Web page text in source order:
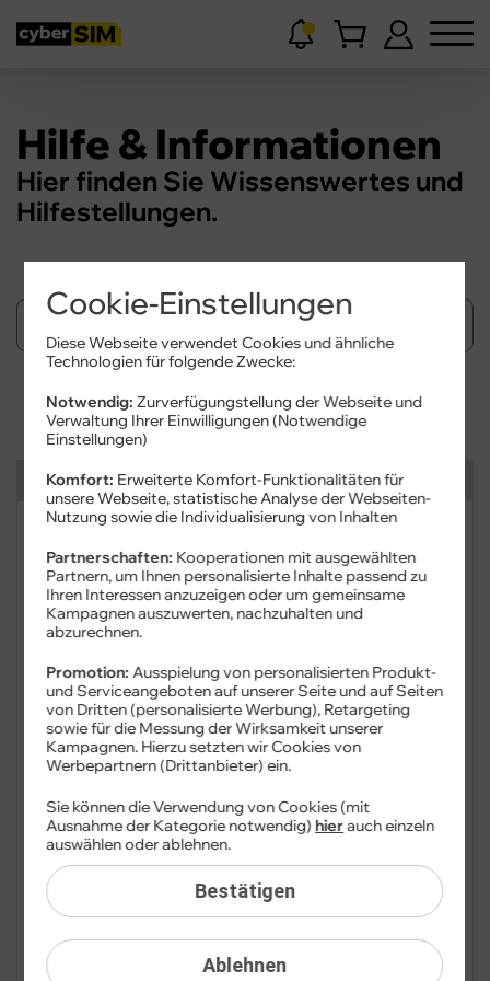
Hilfe & Informationen
Hier finden Sie Wissenswertes und
Hilfestellungen.
Suchen
Kategorien
FAQ: Am häufigsten gesucht
Festnetz
Festnetz-Geräte
Kundendaten
Mobilfunk
Drittanbieter
Mobilfunk-Tarife
Cookie-Einstellungen
Diese Webseite verwendet Cookies und ähnliche
Technologien für folgende Zwecke:
Notwendig: Zurverfügungstellung der Webseite und
Verwaltung Ihrer Einwilligungen (Notwendige
Einstellungen)
Komfort: Erweiterte Komfort-Funktionalitäten für
unsere Webseite, statistische Analyse der Webseiten-
Nutzung sowie die Individualisierung von Inhalten
Partnerschaften: Kooperationen mit ausgewählten
Partnern, um Ihnen personalisierte Inhalte passend zu
Ihren Interessen anzuzeigen oder um gemeinsame
Kampagnen auszuwerten, nachzuhalten und
abzurechnen.
Promotion:Ausspielung von personalisierten Produkt-
und Serviceangeboten auf unserer Seite und auf Seiten
von Dritten (personalisierte Werbung), Retargeting
sowie für die Messung der Wirksamkeit unserer
Kampagnen. Hierzu setzten wir Cookies von
Werbepartnern (Drittanbieter) ein.
Ablehnen
Sie können die Verwendung von Cookies (mit
Ausnahme der Kategorie notwendig)hierauch einzeln
auswählen oder ablehnen.
Bestätigen